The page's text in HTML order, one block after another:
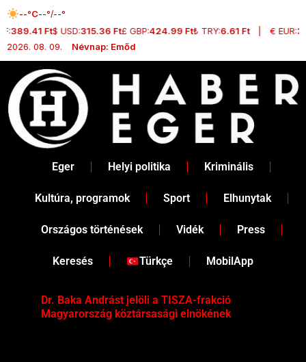
Skip
to
content
--°C--°/--°
389.41 Ft$ USD:315.36 Ft£ GBP:424.99 Ft₺ TRY:6.61 Ft| € EUR:
2026. 08. 09.
Névnap: Emőd
Eger Helyi politika Kriminális
Kultúra, programok Sport Elhunytak
Országos történések Vidék Press
Keresés Türkçe MobilApp
Dr. Baka Andrást jelöli a TISZA-frakció
Magyarország köztársasági elnökének